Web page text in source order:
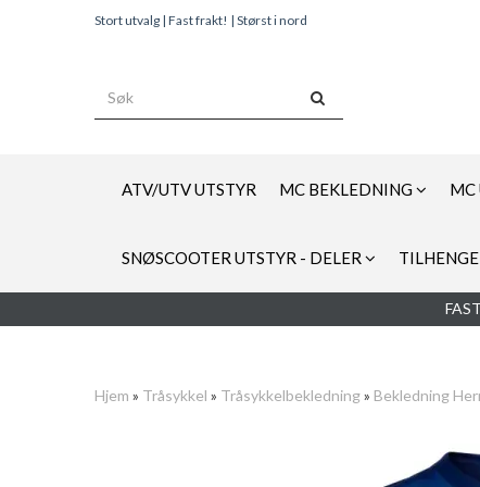
Stort utvalg | Fast frakt! | Størst i nord
ATV/UTV UTSTYR MC BEKLEDNING MC
SNØSCOOTER UTSTYR - DELER
Hjem » Tråsykkel » Tråsykkelbekledning» Bekledning